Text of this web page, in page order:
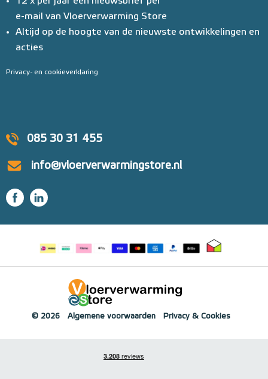
085 30 31 455
info@vloerverwarmingstore.nl
e-mail van Vloerverwarming Store
Altijd op de hoogte van de nieuwste ontwikkelingen en
acties
Privacy- en cookieverklaring
© 2026 Algemene voorwaarden Privacy & Cookies